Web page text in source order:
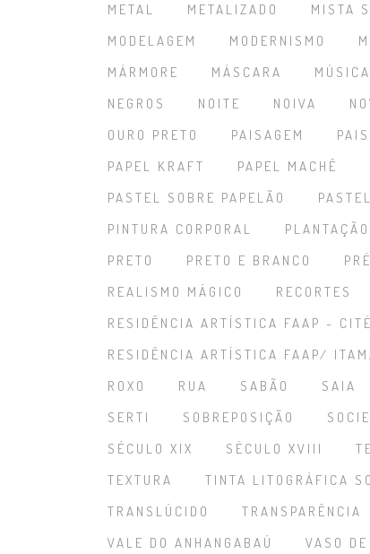
METAL
METALIZADO MISTA
MODELAGEM
MODERNISMO
MÁRMORE
MÁSCARA MÚSICA
NEGROS
NOITE NOIVA
OURO PRETO
PAISAGEM
PAPEL KRAFT
PAPEL MACHÊ
PASTEL SOBRE PAPELÃO
PINTURA CORPORAL
PLANTAÇÃO
PRETO
PRETO E BRANCO
REALISMO MÁGICO
RECORTES
RESIDÊNCIA ARTÍSTICA FAAP -
RESIDÊNCIA ARTÍSTICA FAAP/
ROXO
RUA SABÃO SAIA
SERTI
SOBREPOSIÇÃO
SÉCULO XIX
SÉCULO XVIII
TEXTURA
TINTA LITOGRÁFICA
TRANSLÚCIDO
TRANSPARÊNCIA
VALE DO ANHANGABAÚ
VASO